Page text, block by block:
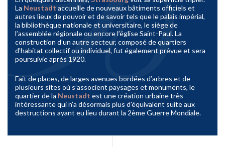
La Neustadt accueille de nouveaux bâtiments officiels et
autres lieux de pouvoir et de savoir tels que le palais impérial,
la bibliothèque nationale et universitaire, le siège de
l’assemblée régionale ou encore l’église Saint-Paul. La
construction d’un autre secteur, composé de quartiers
d’habitat collectif ou individuel, fut également prévue et sera
poursuivie après 1920.
Fait de places, de larges avenues bordées d’arbres et de
plusieurs sites où s’associent paysages et monuments, le
quartier de la Neustadt est une création urbaine très
intéressante qui n’a désormais plus d’équivalent suite aux
destructions ayant eu lieu durant la 2ème Guerre Mondiale.